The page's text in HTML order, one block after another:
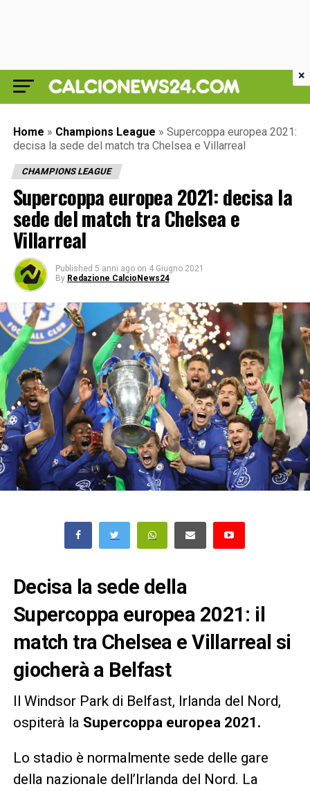
Home » Champions League » Supercoppa europea 2021:
decisa la sede del match tra Chelsea e Villarreal
CHAMPIONS LEAGUE
Supercoppa europea 2021: decisa la
sede del match tra Chelsea e
Villarreal
Published 5 anni ago on 4 Giugno 2021
By Redazione CalcioNews24
Decisa la sede della
Supercoppa europea 2021: il
match tra Chelsea e Villarreal si
giocherà a Belfast
Il Windsor Park di Belfast, Irlanda del Nord,
ospiterà la Supercoppa europea 2021.
Lo stadio è normalmente sede delle gare
della nazionale dell’Irlanda del Nord. La
×